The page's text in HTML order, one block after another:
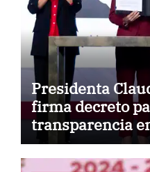
Presidenta
firma decreto
transparencia
México